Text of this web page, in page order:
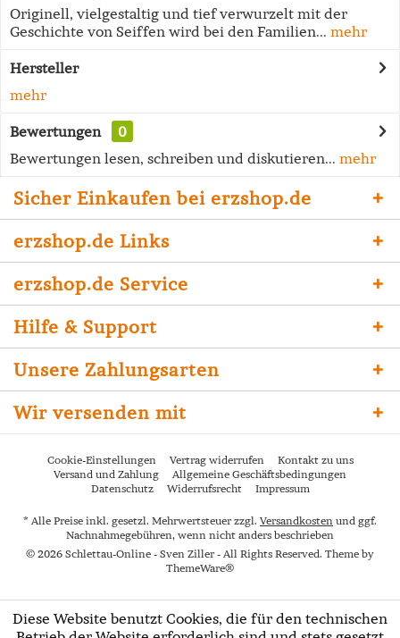
Originell, vielgestaltig und tief verwurzelt mit der
Geschichte von Seiffen wird bei den Familien... mehr
Hersteller
mehr
Bewertungen
0
Bewertungen lesen, schreiben und diskutieren... mehr
Sicher Einkaufen bei erzshop.de
erzshop.de Links
erzshop.de Service
Hilfe & Support
Unsere Zahlungsarten
Wir versenden mit
Cookie-Einstellungen Vertrag widerrufen
Kontakt zu uns
Versand und Zahlung
Allgemeine Geschäftsbedingungen
Datenschutz
Widerrufsrecht Impressum
* Alle Preise inkl. gesetzl. Mehrwertsteuer zzgl. Versandkosten und ggf.
Nachnahmegebühren, wenn nicht anders beschrieben
© 2026 Schlettau-Online - Sven Ziller - All Rights Reserved. Theme by
ThemeWare®
Diese Website benutzt Cookies, die für den technischen